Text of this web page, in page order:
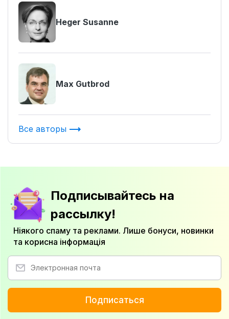
Heger Susanne
Max Gutbrod
Все авторы
Подписывайтесь на
рассылку!
Ніякого спаму та реклами. Лише бонуси, новинки
та корисна інформація
Подписаться